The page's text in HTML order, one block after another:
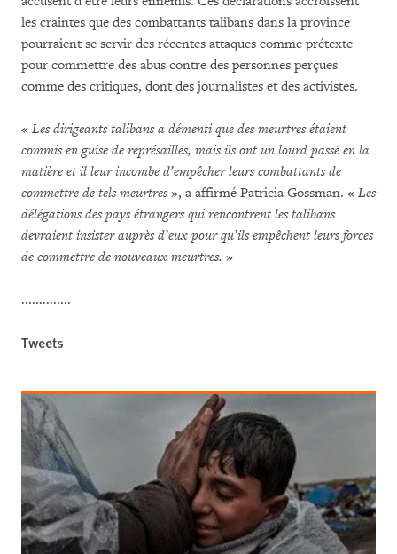
les craintes que des combattants talibans dans la province
pourraient se servir des récentes attaques comme prétexte
pour commettre des abus contre des personnes perçues
comme des critiques, dont des journalistes et des activistes.
« Les dirigeants talibans a démenti que des meurtres étaient
commis en guise de représailles, mais ils ont un lourd passé en la
matière et il leur incombe d’empêcher leurs combattants de
commettre de tels meurtres», a affirmé Patricia Gossman. « Les
délégations des pays étrangers qui rencontrent les talibans
devraient insister auprès d’eux pour qu’ils empêchent leurs forces
de commettre de nouveaux meurtres. »
..............
Tweets